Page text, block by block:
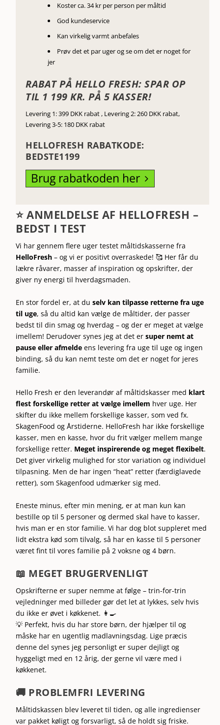
Koster ca. 34 kr per person per måltid
God kundeservice
Kan virkelig varmt anbefales
Prøv det et par uger og se om det er noget for
jer
RABAT PÅ HELLO FRESH: SPAR OP
TIL 1 199 KR. PÅ 5 KASSER!
Levering 1: 399 DKK rabat , Levering 2: 260 DKK rabat,
Levering 3-5: 180 DKK rabat
HELLOFRESH RABATKODE:
BEDSTE1199
Brug rabatkoden her 5
⭐ ANMELDELSE AF HELLOFRESH –
BEDST I TEST
Vi har gennem flere uger testet måltidskasserne fra
HelloFresh – og vi er positivt overraskede! 🥰 Her får du
lækre råvarer, masser af inspiration og opskrifter, der
giver ny energi til hverdagsmaden.
En stor fordel er, at duselv kan tilpasse retterne fra uge
til uge, så du altid kan vælge de måltider, der passer
bedst til din smag og hverdag – og der er meget at vælge
imellem! Derudover synes jeg at det ersuper nemt at
pause eller afmelde ens levering fra uge til uge og ingen
binding, så du kan nemt teste om det er noget for jeres
familie.
Hello Fresh er den leverandør af måltidskasser med klart
flest forskellige retter at vælge imellem hver uge. Her
skifter du ikke mellem forskellige kasser, som ved fx.
SkagenFood og Årstiderne. HelloFresh har ikke forskellige
kasser, men en kasse, hvor du frit vælger mellem mange
forskellige retter. Meget inspirerende og meget flexibelt.
Det giver virkelig mulighed for stor variation og individuel
tilpasning. Men de har ingen “heat” retter (færdiglavede
retter), som Skagenfood udmærker sig med.
Eneste minus, efter min mening, er at man kun kan
bestille op til 5 personer og dermed skal have to kasser,
hvis man er en stor familie. Vi har dog blot suppleret med
lidt ekstra kød som tilvalg, så har en kasse til 5 personer
været fint til vores familie på 2 voksne og 4 børn.
📖 MEGET BRUGERVENLIGT
Opskrifterne er super nemme at følge – trin-for-trin
vejledninger med billeder gør det let at lykkes, selv hvis
du ikke er øvet i køkkenet. 👩‍🍳
💡 Perfekt, hvis du har store børn, der hjælper til og
måske har en ugentlig madlavningsdag. Lige præcis
denne del synes jeg personligt er super dejligt og
hyggeligt med en 12 årig, der gerne vil være med i
køkkenet.
🚚 PROBLEMFRI LEVERING
Måltidskassen blev leveret til tiden, og alle ingredienser
var pakket køligt og forsvarligt, så de holdt sig friske.